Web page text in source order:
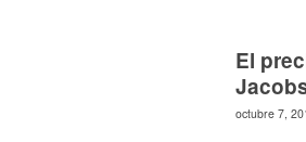
El
octubre 7,